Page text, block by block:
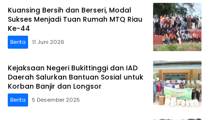
Kuansing Bersih dan Berseri, Modal
Sukses Menjadi Tuan Rumah MTQ Riau
Ke-44
Berita 11 Juni 2026
Kejaksaan Negeri Bukittinggi dan IAD
Daerah Salurkan Bantuan Sosial untuk
Korban Banjir dan Longsor
Berita 5 Desember 2025